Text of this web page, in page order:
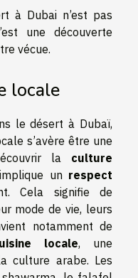
à Dubai n’est pas
une découverte
vécue.
locale
le désert à Dubaï,
s’avère être une
la culture
un respect
Cela signifie de
mode de vie, leurs
notamment de
locale, une
culture arabe. Les